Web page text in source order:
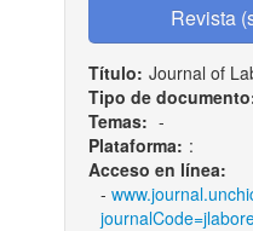
Título: Journal of
Tipo de
Temas: -
Plataforma: :
Acceso en línea:
-